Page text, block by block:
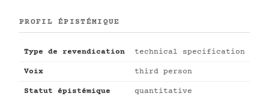
PROFIL ÉPISTÉMIQUE
Type de revendication technical specification
Voix third person
Statut épistémique
quantitative